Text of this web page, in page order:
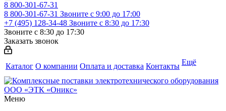
8 800-301-67-31
8 800-301-67-31 Звоните с 9:00 до 17:00
+7 (495) 128-34-48 Звоните с 8:30 до 17:30
Звоните с 8:30 до 17:30
Заказать звонок
Каталог О компании Оплата и доставка Контакты Ещё
Меню